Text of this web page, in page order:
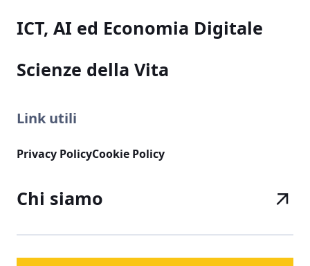
ICT, AI ed Economia Digitale
Scienze della Vita
Link utili
Privacy PolicyCookie Policy
Chi siamo